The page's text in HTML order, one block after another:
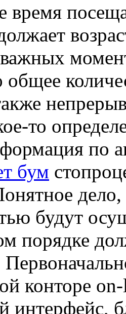
врeмя
общее
то
по
бум
будут
порядке
конторе